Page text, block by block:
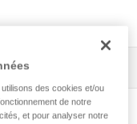
des cookies et/ou
de notre
et pour analyser notre